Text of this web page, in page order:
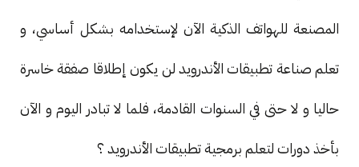
المصنعة للهواتف الذكية الآن لإستخدامه بشكل أساسي، و
تعلم صناعة تطبيقات الأندرويد لن يكون إطلاقا صفقة خاسرة
حاليا و لا حتى في السنوات القادمة، فلما لا تبادر اليوم و الآن
بأخذ دورات لتعلم برمجية تطبيقات الأندرويد ؟